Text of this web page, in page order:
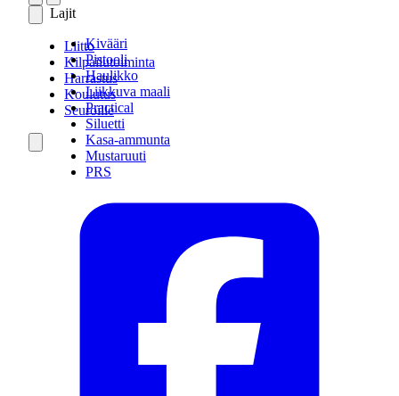
Lajit
Kivääri
Pistooli
Haulikko
Liikkuva maali
Practical
Siluetti
Kasa-ammunta
Mustaruuti
PRS
Liitto
Kilpailutoiminta
Harrastus
Koulutus
Seuroille